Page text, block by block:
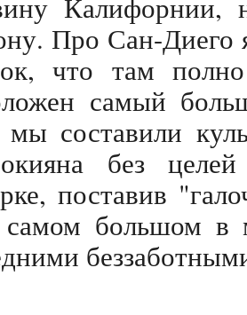
Про Сан-Диего
что там
самый
мы составили
окияна без
поставив
большом в